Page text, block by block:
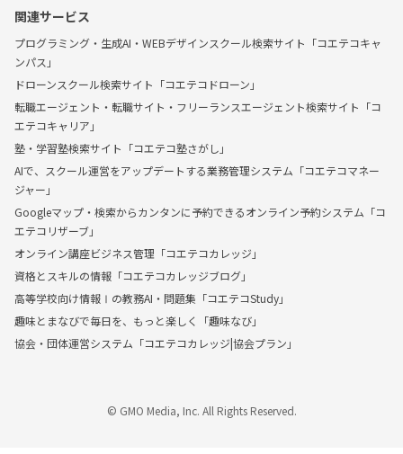
関連サービス
プログラミング・生成AI・WEBデザインスクール検索サイト「コエテコキャ
ンパス」
ドローンスクール検索サイト「コエテコドローン」
転職エージェント・転職サイト・フリーランスエージェント検索サイト「コ
エテコキャリア」
塾・学習塾検索サイト「コエテコ塾さがし」
AIで、スクール運営をアップデートする業務管理システム「コエテコマネー
ジャー」
Googleマップ・検索からカンタンに予約できるオンライン予約システム「コ
エテコリザーブ」
オンライン講座ビジネス管理「コエテコカレッジ」
資格とスキルの情報「コエテコカレッジブログ」
高等学校向け情報Ⅰの教務AI・問題集「コエテコStudy」
趣味とまなびで毎日を、もっと楽しく「趣味なび」
協会・団体運営システム「コエテコカレッジ|協会プラン」
© GMO Media, Inc. All Rights Reserved.